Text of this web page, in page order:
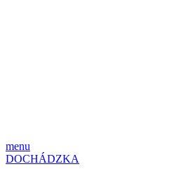
menu
DOCHÁDZKA